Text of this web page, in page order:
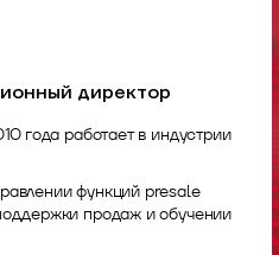
директор
года работает в индустрии
функций presale
продаж и обучении